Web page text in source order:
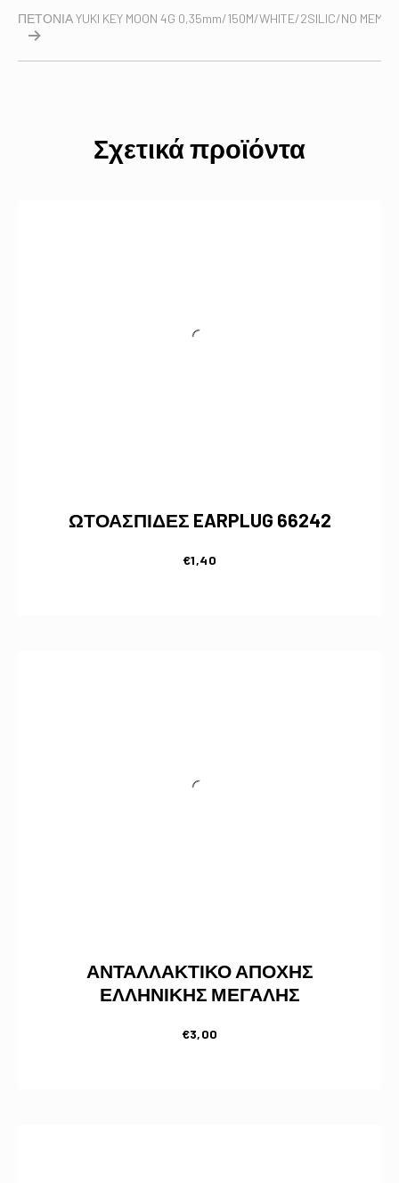
ΠΕΤΟΝΙΑ YUKI KEY MOON 4G 0,35mm/150M/WHITE/2SILIC/NO
Σχετικά προϊόντα
ΩΤΟΑΣΠΙΔΕΣ EARPLUG 66242
€1,40
ΑΝΤΑΛΛΑΚΤΙΚΟ ΑΠΟΧΗΣ
ΕΛΛΗΝΙΚΗΣ ΜΕΓΑΛΗΣ
€3,00